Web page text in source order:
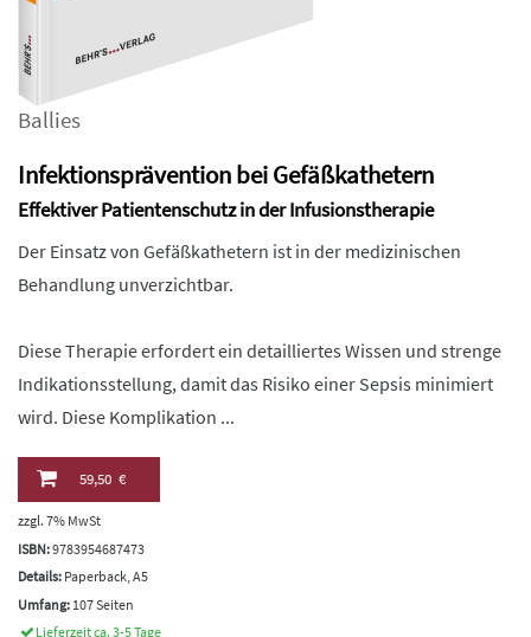
Ballies
Infektionsprävention bei Gefäßkathetern
Effektiver Patientenschutz in der Infusionstherapie
Der Einsatz von Gefäßkathetern ist in der medizinischen
Behandlung unverzichtbar.
Diese Therapie erfordert ein detailliertes Wissen und strenge
Indikationsstellung, damit das Risiko einer Sepsis minimiert
wird. Diese Komplikation ...
59,50 €
zzgl. 7% MwSt
ISBN:9783954687473
Details: Paperback, A5
Umfang: 107 Seiten
Lieferzeit ca. 3-5 Tage